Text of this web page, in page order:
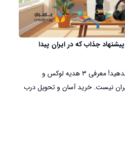
خرید هدیه روز پدر؛ ۳ پیشنهاد جذاب که در ایران پیدا
امسال کادوی روز پدر را متفاوت بدهید! معرفی ۳ هدیه لوکس و
ایران نیست. خرید آسان و تحویل درب